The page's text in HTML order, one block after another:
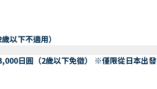
以下不適用）
日圓（2歲以下免徵） ※僅限從日本出發